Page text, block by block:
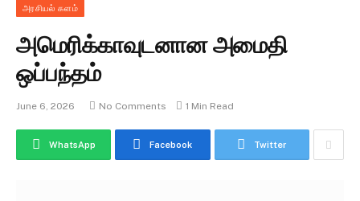
அரசியல் களம்
அமெரிக்காவுடனான அமைதி
ஒப்பந்தம்
June 6, 2026 No Comments 1 Min Read
WhatsApp Facebook Twitter